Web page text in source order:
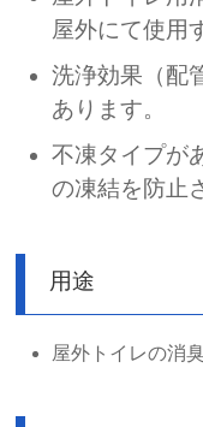
屋外にて使用
洗浄効果（配
あります。
不凍タイプが
の凍結を防止
用途
屋外トイレの消